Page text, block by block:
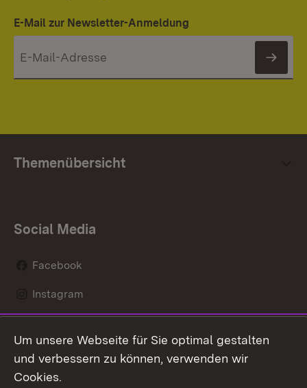
E-Mail zur Newsletter-Anmeldung
Themenübersicht
Social Media
Facebook
Instagram
Mastodon
Youtube
Um unsere Webseite für Sie optimal gestalten
und verbessern zu können, verwenden wir
Cookies.